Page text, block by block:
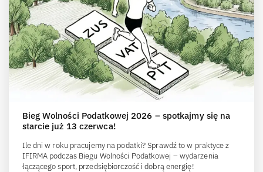
Bieg Wolności Podatkowej 2026 – spotkajmy się na
starcie już 13 czerwca!
Ile dni w roku pracujemy na podatki? Sprawdź to w praktyce z
IFIRMA podczas Biegu Wolności Podatkowej – wydarzenia
łączącego sport, przedsiębiorczość i dobrą energię!